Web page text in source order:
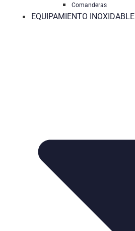
Comanderas
EQUIPAMIENTO INOXIDABLE